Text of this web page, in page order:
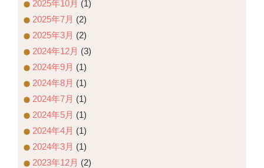
2025年10月 (1)
2025年7月 (2)
2025年3月 (2)
2024年12月 (3)
2024年9月 (1)
2024年8月 (1)
2024年7月 (1)
2024年5月 (1)
2024年4月 (1)
2024年3月 (1)
2023年12月 (2)